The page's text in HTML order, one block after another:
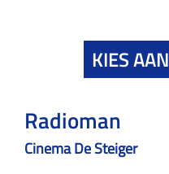
KIES
Radioman
Cinema De Steiger